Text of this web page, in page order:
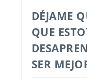
DÉJAME
QUE
SER